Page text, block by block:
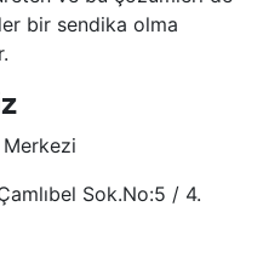
bir sendika olma
Merkezi
Sok.No:5 / 4.